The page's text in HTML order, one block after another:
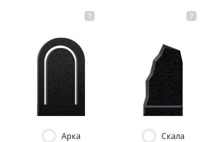
Арка Скала